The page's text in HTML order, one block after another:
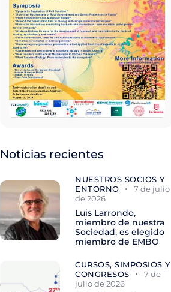
Noticias recientes
NUESTROS SOCIOS Y
ENTORNO
7 de julio
de 2026
Luis Larrondo,
miembro de nuestra
Sociedad, es elegido
miembro de EMBO
CURSOS, SIMPOSIOS Y
CONGRESOS
7 de
julio de 2026